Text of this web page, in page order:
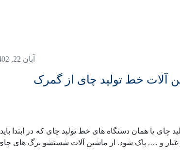
آبان 22, 1402
آلات خط تولید چای از گمرک
چای یا همان دستگاه های خط تولید چای که در ابتدا
و غبار و …. پاک شود. از ماشین آلات شستشو برگ های